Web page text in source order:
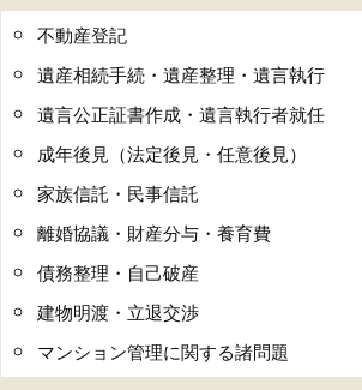
不動産登記
遺産相続手続・遺産整理・遺言執行
遺言公正証書作成・遺言執行者就任
成年後見（法定後見・任意後見）
家族信託・民事信託
離婚協議・財産分与・養育費
債務整理・自己破産
建物明渡・立退交渉
マンション管理に関する諸問題